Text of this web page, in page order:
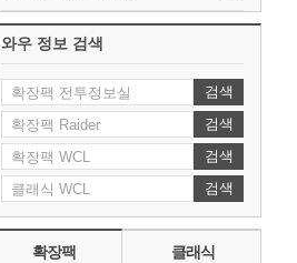
와우 정보 검색
검색
검색
검색
검색
확장팩 클래식